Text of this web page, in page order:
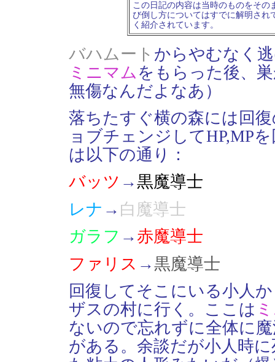
この日記の内容は当時のものをその
び倒し方についてはすでに解明され
く紹介されています。
バハムート からやむなく
ミニマム をもらった後、
無傷なんだよなあ）
落ちたすぐ横の森には回
ョブチェンジしてHP,MP
は以下の通り：
バッツ →黒魔導士
レナ → 白魔導士
ガラフ → 赤魔導士
ファリス →黒魔導士
回復してそこにいる小人
ザスの村に行く。ここは
ないので忘れずに全体に
がある。余談だが小人時